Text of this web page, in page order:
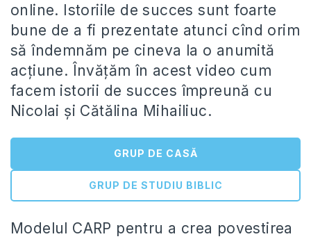
online. Istoriile de succes sunt foarte
bune de a fi prezentate atunci cînd orim
să îndemnăm pe cineva la o anumită
acțiune. Învățăm în acest video cum
facem istorii de succes împreună cu
Nicolai și Cătălina Mihailiuc.
GRUP DE CASĂ
GRUP DE STUDIU BIBLIC
Modelul CARP pentru a crea povestirea